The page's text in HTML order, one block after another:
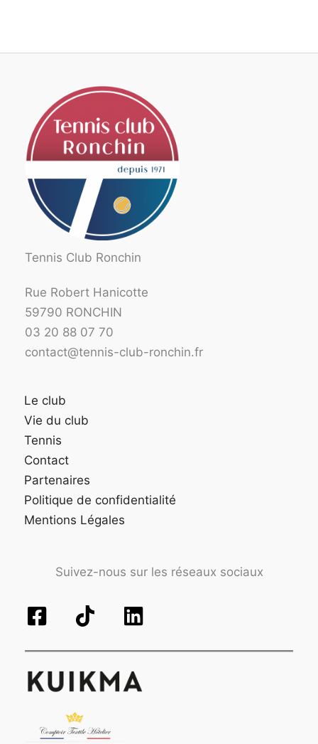
Tennis Club Ronchin
Rue Robert Hanicotte
59790 RONCHIN
03 20 88 07 70
contact@tennis-club-ronchin.fr
Le club
Vie du club
Tennis
Contact
Partenaires
Politique de confidentialité
Mentions Légales
Suivez-nous sur les réseaux sociaux